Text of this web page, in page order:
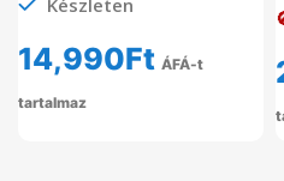
14,990Ft ÁFÁ-t
tartalmaz